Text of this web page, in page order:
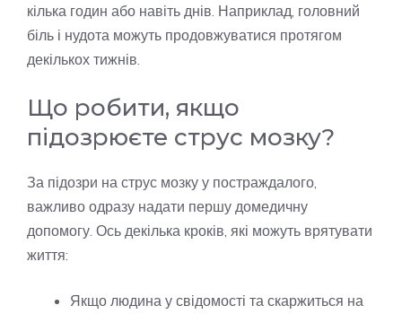
кілька годин або навіть днів. Наприклад, головний
біль і нудота можуть продовжуватися протягом
декількох тижнів.
Що робити, якщо
підозрюєте струс мозку?
За підозри на струс мозку у постраждалого,
важливо одразу надати першу домедичну
допомогу. Ось декілька кроків, які можуть врятувати
життя:
Якщо людина у свідомості та скаржиться на